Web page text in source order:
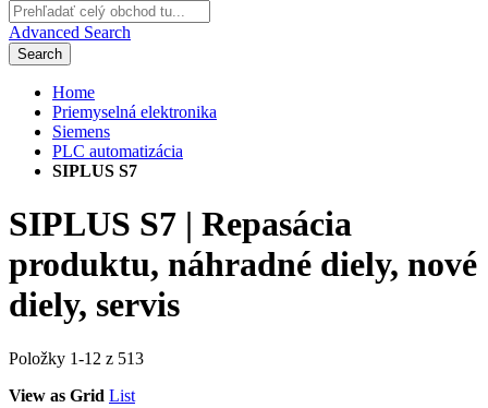
Advanced Search
Search
Home
Priemyselná elektronika
Siemens
PLC automatizácia
SIPLUS S7
SIPLUS S7 | Repasácia
produktu, náhradné diely, nové
diely, servis
Položky 1-12 z 513
View as Grid List